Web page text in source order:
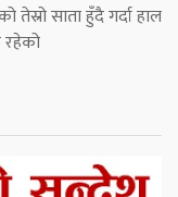
तेस्रो साता हुँदै गर्दा हाल
रहेको